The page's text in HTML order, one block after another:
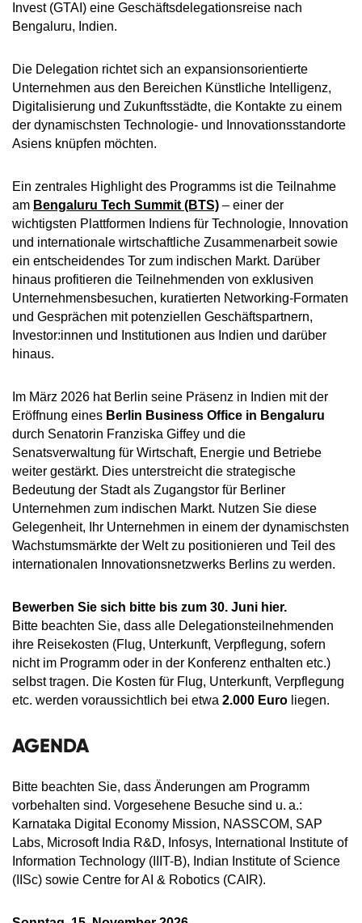
Invest (GTAI) eine Geschäftsdelegationsreise nach
Bengaluru, Indien.
Die Delegation richtet sich an expansionsorientierte
Unternehmen aus den Bereichen Künstliche Intelligenz,
Digitalisierung und Zukunftsstädte, die Kontakte zu einem
der dynamischsten Technologie- und Innovationsstandorte
Asiens knüpfen möchten.
Ein zentrales Highlight des Programms ist die Teilnahme
am Bengaluru Tech Summit (BTS) – einer der
wichtigsten Plattformen Indiens für Technologie, Innovation
und internationale wirtschaftliche Zusammenarbeit sowie
ein entscheidendes Tor zum indischen Markt. Darüber
hinaus profitieren die Teilnehmenden von exklusiven
Unternehmensbesuchen, kuratierten Networking-Formaten
und Gesprächen mit potenziellen Geschäftspartnern,
Investor:innen und Institutionen aus Indien und darüber
hinaus.
Im März 2026 hat Berlin seine Präsenz in Indien mit der
Eröffnung eines Berlin Business Office in Bengaluru
durch Senatorin Franziska Giffey und die
Senatsverwaltung für Wirtschaft, Energie und Betriebe
weiter gestärkt. Dies unterstreicht die strategische
Bedeutung der Stadt als Zugangstor für Berliner
Unternehmen zum indischen Markt. Nutzen Sie diese
Gelegenheit, Ihr Unternehmen in einem der dynamischsten
Wachstumsmärkte der Welt zu positionieren und Teil des
internationalen Innovationsnetzwerks Berlins zu werden.
Bewerben Sie sich bitte bis zum 30. Juni hier.
Bitte beachten Sie, dass alle Delegationsteilnehmenden
ihre Reisekosten (Flug, Unterkunft, Verpflegung, sofern
nicht im Programm oder in der Konferenz enthalten etc.)
selbst tragen. Die Kosten für Flug, Unterkunft, Verpflegung
etc. werden voraussichtlich bei etwa 2.000 Euro liegen.
AGENDA
Bitte beachten Sie, dass Änderungen am Programm
vorbehalten sind. Vorgesehene Besuche sind u. a.:
Karnataka Digital Economy Mission, NASSCOM, SAP
Labs, Microsoft India R&D, Infosys, International Institute of
Information Technology (IIIT-B), Indian Institute of Science
(IISc) sowie Centre for AI & Robotics (CAIR).